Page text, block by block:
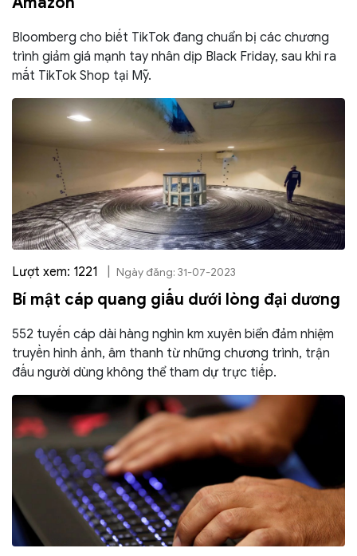
Bloomberg cho biết TikTok đang chuẩn bị các chương
trình giảm giá mạnh tay nhân dịp Black Friday, sau khi ra
mắt TikTok Shop tại Mỹ.
Lượt xem: 1221 Ngày đăng: 31-07-2023
Bí mật cáp quang giấu dưới lòng đại dương
552 tuyến cáp dài hàng nghìn km xuyên biển đảm nhiệm
truyền hình ảnh, âm thanh từ những chương trình, trận
đấu người dùng không thể tham dự trực tiếp.